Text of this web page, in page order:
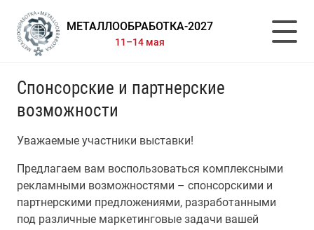
МЕТАЛЛООБРАБОТКА-2027
11–14 мая
Спонсорские и партнерские
возможности
Уважаемые участники выставки!
Предлагаем вам воспользоваться комплексными
рекламными возможностями – спонсорскими и
партнерскими предложениями, разработанными
под различные маркетинговые задачи вашей